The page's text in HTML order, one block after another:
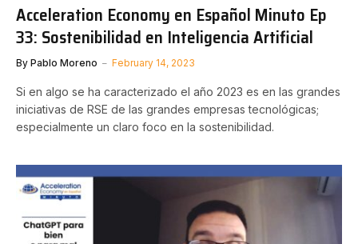
Acceleration Economy en Español Minuto Ep
33: Sostenibilidad en Inteligencia Artificial
By Pablo Moreno February 14, 2023
Si en algo se ha caracterizado el año 2023 es en las grandes
iniciativas de RSE de las grandes empresas tecnológicas;
especialmente un claro foco en la sostenibilidad.